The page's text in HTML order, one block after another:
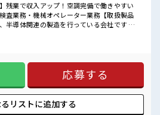
タは必見！
シュ！
！
残業で収入アップ！空調完備で働きやすい
査業務・機械オペレーター業務【取扱製品
半導体関連の製造を行っている会社です ■
稼げる≫ 高収入を希望される方にオスス
があると毎日の服選びに悩まずOK♪ ≪未経
イ≫ 新しいことにチャレンジするのは不安
働く環境が整っています！ イチからスキル
目指していきましょう！ ≪自分に合った期
生が整った派遣のお仕事です！ ■職場の
だわりのあるアナタは必見！ 髪型自由な職
応募する
リストに追加する